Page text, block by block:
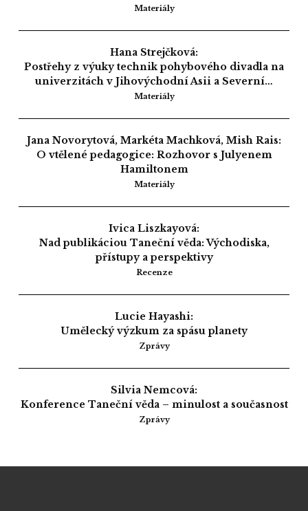
Materiály
Hana Strejčková:
Postřehy z výuky technik pohybového divadla na
univerzitách v Jihovýchodní Asii a Severní…
Materiály
Jana Novorytová, Markéta Machková, Mish Rais:
O vtělené pedagogice: Rozhovor s Julyenem
Hamiltonem
Materiály
Ivica Liszkayová:
Nad publikáciou Taneční věda: Východiska,
přístupy a perspektivy
Recenze
Lucie Hayashi:
Umělecký výzkum za spásu planety
Zprávy
Silvia Nemcová:
Konference Taneční věda – minulost a současnost
Zprávy